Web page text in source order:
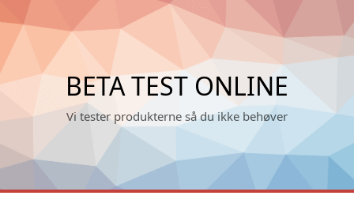
BETA TEST ONLINE
Vi tester produkterne så du ikke behøver